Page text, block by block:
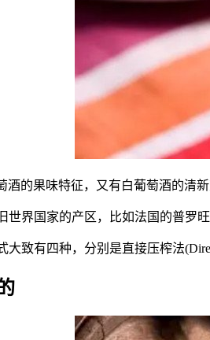
酒的果味特征，又有白葡萄酒的清新
界国家的产区，比如法国的普罗
致有四种，分别是直接压榨法